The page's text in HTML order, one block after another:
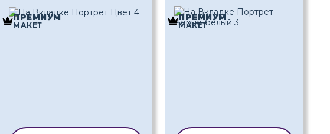
ПРЕМИУМ
МАКЕТ
ПРЕМИУМ
МАКЕТ